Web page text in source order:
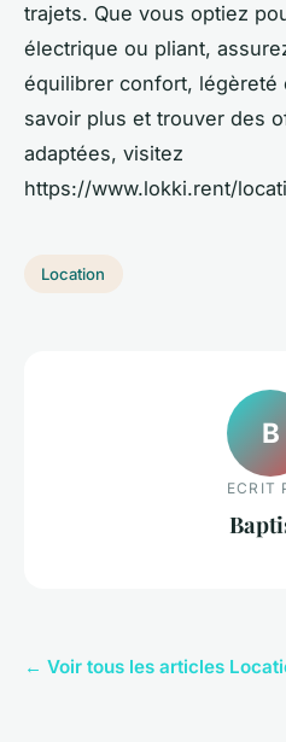
trajets. Que vous optiez
électrique ou pliant,
équilibrer confort, légèreté
savoir plus et trouver des
adaptées, visitez
https://www.lokki.rent/
Location
B
ECRIT
← Voir tous les articles